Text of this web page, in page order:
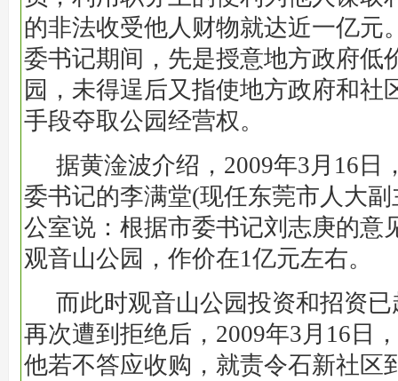
的非法收受他人财物就达近一亿元
委书记期间，先是授意地方政府低
园，未得逞后又指使地方政府和社
手段夺取公园经营权。
据黄淦波介绍，2009年3月16日
委书记的李满堂(现任东莞市人大
公室说：根据市委书记刘志庚的意
观音山公园，作价在1亿元左右。
而此时观音山公园投资和招资
再次遭到拒绝后，2009年3月16日
他若不答应收购，就责令石新社区